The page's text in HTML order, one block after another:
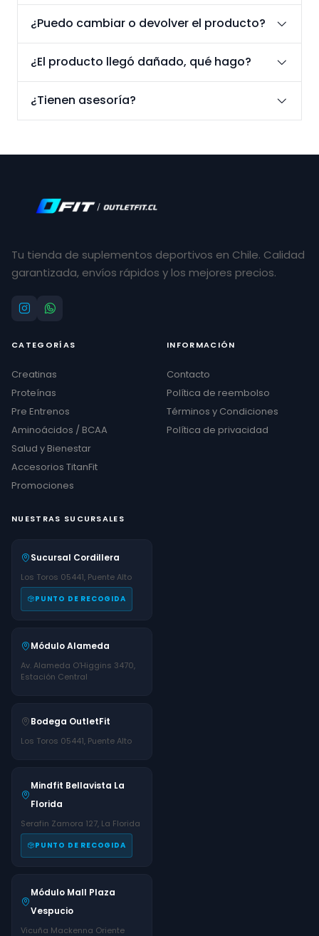
¿Puedo cambiar o devolver el producto?
¿El producto llegó dañado, qué hago?
¿Tienen asesoría?
Tu tienda de suplementos deportivos en Chile. Calidad
garantizada, envíos rápidos y los mejores precios.
CATEGORÍAS
Creatinas
Proteínas
Pre Entrenos
Aminoácidos / BCAA
Salud y Bienestar
Accesorios TitanFit
Promociones
INFORMACIÓN
Contacto
Política de reembolso
Términos y Condiciones
Política de privacidad
NUESTRAS SUCURSALES
Sucursal Cordillera
Los Toros 05441, Puente Alto
PUNTO DE RECOGIDA
Módulo Alameda
Av. Alameda O'Higgins 3470,
Estación Central
Bodega OutletFit
Los Toros 05441, Puente Alto
Mindfit Bellavista La
Florida
Serafin Zamora 127, La Florida
PUNTO DE RECOGIDA
Módulo Mall Plaza
Vespucio
Vicuña Mackenna Oriente